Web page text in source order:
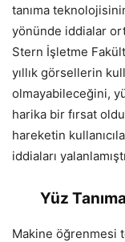
tanıma
yönünde iddialar
Stern İşletme
yıllık görsellerin
olmayabileceğini,
harika bir fırsat
hareketin
iddiaları
Yüz
Makine öğrenmesi